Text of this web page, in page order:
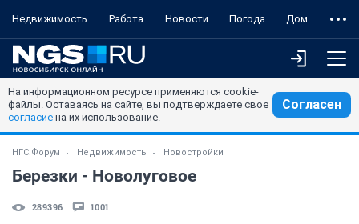
Недвижимость Работа Новости Погода Дом
На информационном ресурсе применяются cookie-
файлы. Оставаясь на сайте, вы подтверждаете свое
согласие на их использование.
Согласен
НГС.Форум Недвижимость Новостройки
Березки - Новолуговое
289396 1001